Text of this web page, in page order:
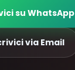
su WhatsApp
via Email